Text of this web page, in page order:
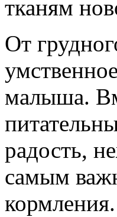
тканям
От
малыша.
радость,
самым
кормления.